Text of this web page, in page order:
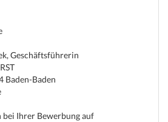
Geschäftsführerin
Baden-Baden
bei Ihrer Bewerbung auf